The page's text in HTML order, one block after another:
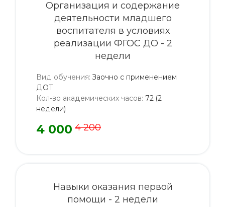
Организация и содержание
деятельности младшего
воспитателя в условиях
реализации ФГОС ДО - 2
недели
Вид обучения: Заочно с применением
ДОТ
Кол-во академических часов: 72 (2
недели)
4 000 4 200
Навыки оказания первой
помощи - 2 недели